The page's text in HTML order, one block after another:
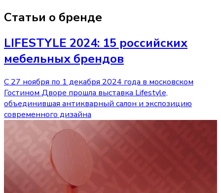
Статьи о бренде
LIFESTYLE 2024: 15 российских
мебельных брендов
С 27 ноября по 1 декабря 2024 года в московском
Гостином Дворе прошла выставка Lifestyle,
объединившая антикварный салон и экспозицию
современного дизайна